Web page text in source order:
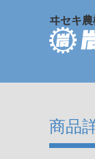
ヰセキ
商品